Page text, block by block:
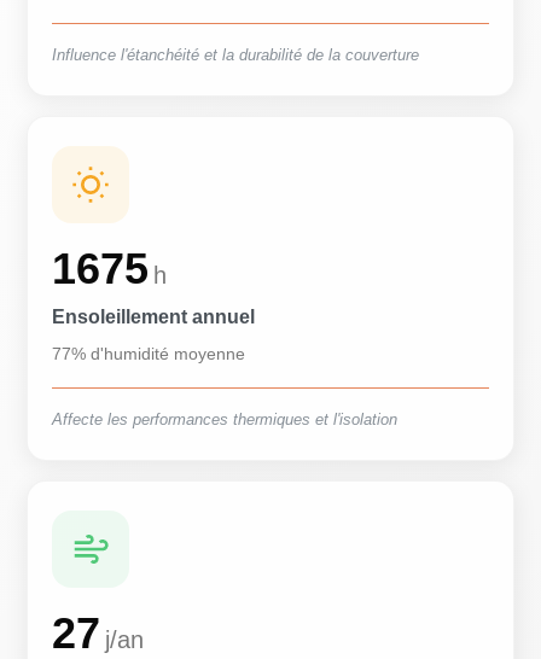
Influence l'étanchéité et la durabilité de la couverture
1675 h
Ensoleillement annuel
77% d'humidité moyenne
Affecte les performances thermiques et l'isolation
27 j/an